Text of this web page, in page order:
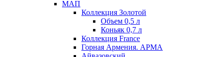
МАП
Коллекция Золотой
Объем 0,5 л
Коньяк 0,7 л
Коллекция France
Горная Армения. АРМА